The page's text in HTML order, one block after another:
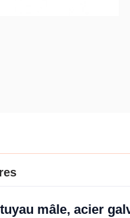
mâle, acier